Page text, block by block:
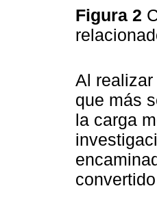
Figura 2
Al
que más
la carga